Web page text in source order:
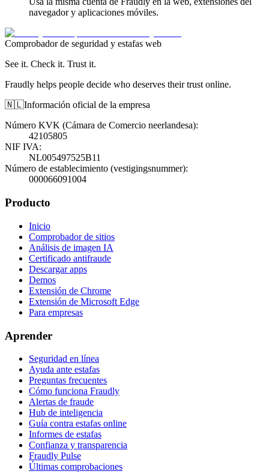
navegador y aplicaciones móviles.
Comprobador de seguridad y estafas web
See it. Check it. Trust it.
Fraudly helps people decide who deserves their trust online.
🇳🇱Información oficial de la empresa
Número KVK (Cámara de Comercio neerlandesa):
42105805
NIF IVA:
NL005497525B11
Número de establecimiento (vestigingsnummer):
000066091004
Producto
Inicio
Comprobador de sitios
Análisis de imagen IA
Certificado antifraude
Descargar apps
Demos
Extensión de Chrome
Extensión de Microsoft Edge
Para empresas
Aprender
Seguridad en línea
Ayuda ante estafas
Preguntas frecuentes
Cómo funciona Fraudly
Alertas de fraude
Hub de inteligencia
Guía contra estafas online
Informes de estafas
Confianza y transparencia
Fraudly Pulse
Últimas comprobaciones